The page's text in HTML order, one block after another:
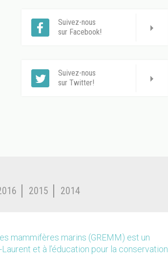
Suivez-nous
sur Facebook!
Suivez-nous
sur Twitter!
2015 2014
mammifères marins (GREMM) est un
et à l’éducation pour la conservation